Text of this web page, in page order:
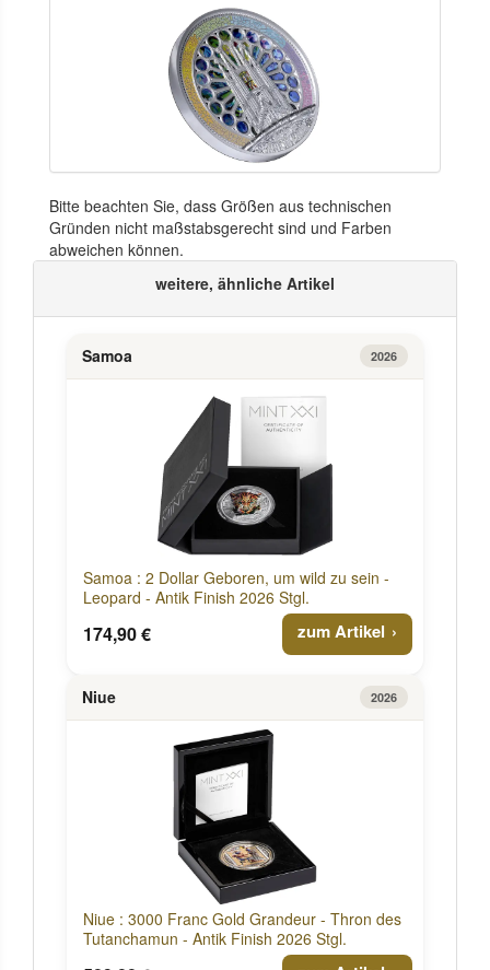
Bitte beachten Sie, dass Größen aus technischen
Gründen nicht maßstabsgerecht sind und Farben
abweichen können.
weitere, ähnliche Artikel
Samoa 2026
Samoa : 2 Dollar Geboren, um wild zu sein -
Leopard - Antik Finish 2026 Stgl.
174,90 € zum Artikel
Niue 2026
Niue : 3000 Franc Gold Grandeur - Thron des
Tutanchamun - Antik Finish 2026 Stgl.